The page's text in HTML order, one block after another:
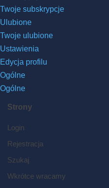
Twoje subskrypcje
Ulubione
Twoje ulubione
Ustawienia
Edycja profilu
Ogólne
Ogólne
Strony
Login
Rejestracja
Szukaj
Wkrótce wracamy